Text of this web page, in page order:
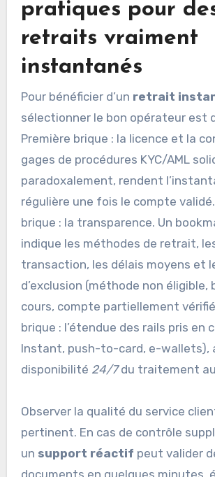
pratiques pour
retraits vraiment
instantanés
Pour bénéficier d’un retrait
sélectionner le bon opérateur est
Première brique : la licence et la
gages de procédures KYC/AML
paradoxalement, rendent
régulière une fois le compte
brique : la transparence. Un
indique les méthodes de retrait,
transaction, les délais moyens et
d’exclusion (méthode non éligible,
cours, compte partiellement
brique : l’étendue des rails pris en
Instant, push-to-card, e-wallets),
disponibilité 24/7du traitement
Observer la qualité du service
pertinent. En cas de contrôle
un support réactif peut valider